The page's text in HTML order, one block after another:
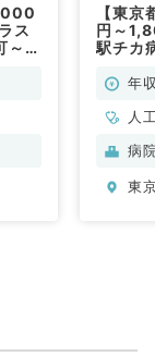
ス
～
【東
円～
駅チカ
年
人
病
東